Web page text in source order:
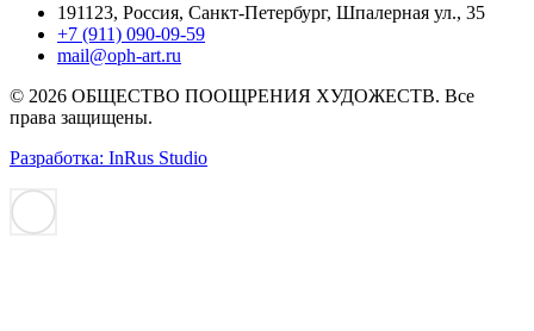
191123, Россия, Санкт-Петербург, Шпалерная ул., 35
+7 (911) 090-09-59
mail@oph-art.ru
© 2026 ОБЩЕСТВО ПООЩРЕНИЯ ХУДОЖЕСТВ. Все
права защищены.
Разработка: InRus Studio